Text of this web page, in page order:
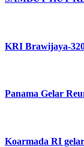
KRI Brawijaya-
Panama Gelar
Koarmada RI